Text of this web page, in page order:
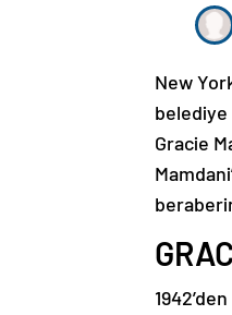
New
belediye
Gracie